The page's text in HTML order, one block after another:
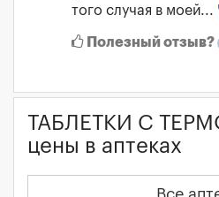
того случая в моей...
Полезный отзыв?
ТАБЛЕТКИ С
цены в аптеках